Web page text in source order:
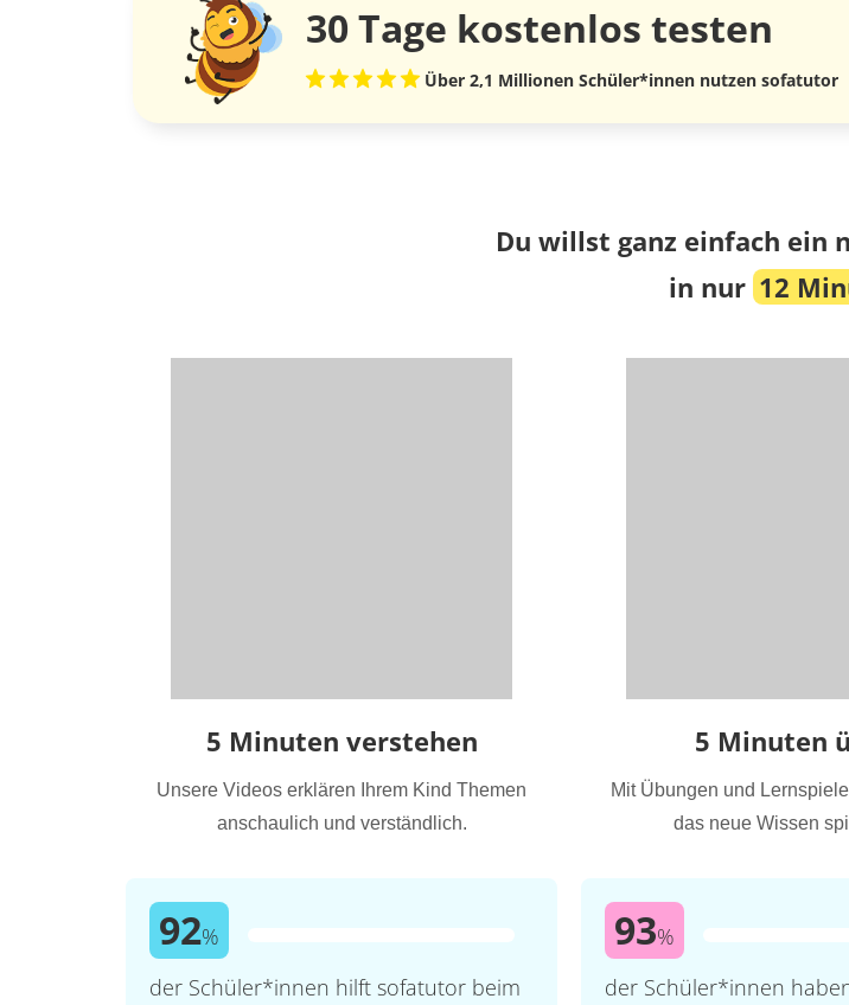
30 Tage kostenlos testen
Über 2,1 Millionen Schüler*innen nutzen sofatutor
Du willst ganz einfach ein
in nur 12
5 Minuten verstehen
Unsere Videos erklären Ihrem Kind Themen
anschaulich und verständlich.
92%
der Schüler*innen hilft sofatutor beim
5 Minuten
Mit Übungen und
das neue Wissen
93%
der Schüler*innen